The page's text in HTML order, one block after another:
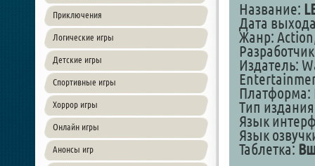
Приключения
Логические игры
Детские игры
Спортивные игры
Хоррор игры
Онлайн игры
Анонсы игр
Название:
Дата
Жанр:
Издатель:
Платформа:
Тип
Язык
Язык
Таблетка: